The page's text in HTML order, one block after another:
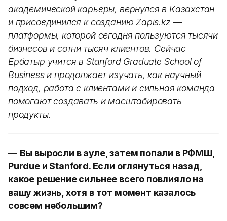
академической карьеры, вернулся в Казахстан
и присоединился к созданию Zapis.kz —
платформы, которой сегодня пользуются тысячи
бизнесов и сотни тысяч клиентов. Сейчас
Ербатыр учится в Stanford Graduate School of
Business и продолжает изучать, как научный
подход, работа с клиентами и сильная команда
помогают создавать и масштабировать
продукты.
— Вы выросли в ауле, затем попали в РФМШ,
Purdue и Stanford. Если оглянуться назад,
какое решение сильнее всего повлияло на
вашу жизнь, хотя в тот момент казалось
совсем небольшим?